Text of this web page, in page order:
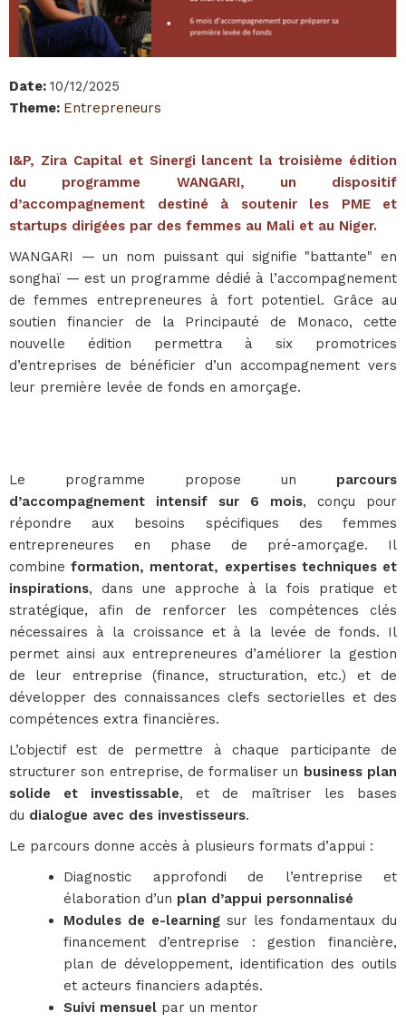
Date: 10/12/2025
Theme: Entrepreneurs
I&P, Zira Capital et Sinergi lancent la troisième édition
du programme WANGARI, un dispositif
d’accompagnement destiné à soutenir les PME et
startups dirigées par des femmes au Mali et au Niger.
WANGARI — un nom puissant qui signifie "battante" en
songhaï — est un programme dédié à l’accompagnement
de femmes entrepreneures à fort potentiel. Grâce au
soutien financier de la Principauté de Monaco, cette
nouvelle édition permettra à six promotrices
d’entreprises de bénéficier d’un accompagnement vers
leur première levée de fonds en amorçage.
Le programme propose un parcours
d’accompagnement intensif sur 6 mois, conçu pour
répondre aux besoins spécifiques des femmes
entrepreneures en phase de pré-amorçage. Il
combineformation, mentorat, expertises techniques et
inspirations, dans une approche à la fois pratique et
stratégique, afin de renforcer les compétences clés
nécessaires à la croissance et à la levée de fonds. Il
permet ainsi aux entrepreneures d’améliorer la gestion
de leur entreprise (finance, structuration, etc.) et de
développer des connaissances clefs sectorielles et des
compétences extra financières.
L’objectif est de permettre à chaque participante de
structurer son entreprise, de formaliser un business plan
solide et investissable, et de maîtriser les bases
du dialogue avec des investisseurs.
Le parcours donne accès à plusieurs formats d’appui :
Diagnostic approfondi de l’entreprise et
élaboration d’un plan d’appui personnalisé
Modules de e-learning sur les fondamentaux du
financement d’entreprise : gestion financière,
plan de développement, identification des outils
et acteurs financiers adaptés.
Suivi mensuel par un mentor